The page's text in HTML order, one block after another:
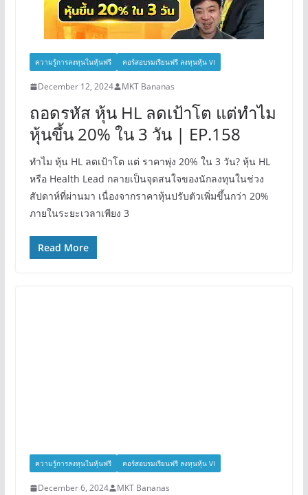
ความรู้การลงทุนในหุ้นฟรี คอร์สอบรมเรียนฟรี ลงทุนหุ้น VI
December 12, 2024 MKT Bananas
ถอดรหัส หุ้น HL ลดเป้าโต แต่ทำไม
หุ้นขึ้น 20% ใน 3 วัน | EP.158
ทำไม หุ้น HL ลดเป้าโต แต่ ราคาพุ่ง 20% ใน 3 วัน? หุ้น HL
หรือ Health Lead กลายเป็นจุดสนใจของนักลงทุนในช่วง
สัปดาห์ที่ผ่านมา เนื่องจากราคาหุ้นปรับตัวเพิ่มขึ้นกว่า 20%
ภายในระยะเวลาเพียง 3
Read More
ความรู้การลงทุนในหุ้นฟรี คอร์สอบรมเรียนฟรี ลงทุนหุ้น VI
December 6, 2024 MKT Bananas